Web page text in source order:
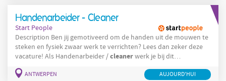
machines
Handenarbeider - Cleaner
Start People
Description Ben jij gemotiveerd om de handen uit de mouwen te
steken en fysiek zwaar werk te verrichten? Lees dan zeker deze
vacature! Als Handenarbeider /cleanerwerk je bij dit
recyclagebedrijf aan de trechter en transportband. Je schept de
trechter leeg. Je rijdt met de kruiwagens. Je sorteert aan de
ANTWERPEN AUJOURD'HUI